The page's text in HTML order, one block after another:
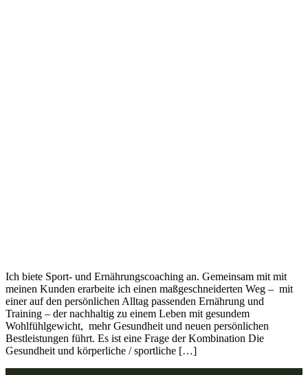
Ich biete Sport- und Ernährungscoaching an. Gemeinsam mit mit
meinen Kunden erarbeite ich einen maßgeschneiderten Weg – mit
einer auf den persönlichen Alltag passenden Ernährung und
Training – der nachhaltig zu einem Leben mit gesundem
Wohlfühlgewicht, mehr Gesundheit und neuen persönlichen
Bestleistungen führt. Es ist eine Frage der Kombination Die
Gesundheit und körperliche / sportliche […]